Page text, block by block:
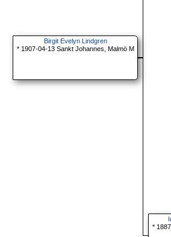
Birgit Evelyn Lindgren
* 1907-04-13 Sankt Johannes, Malmö M
*